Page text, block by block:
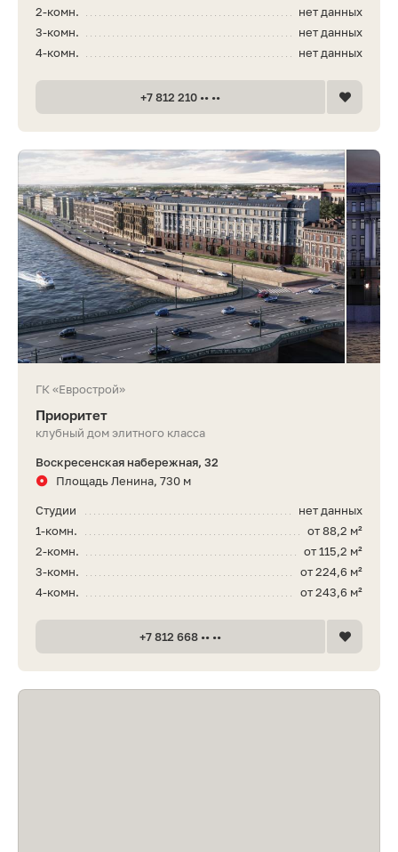
нет данных
2-комн.
нет данных
3-комн.
нет данных
4-комн.
+7 812 210 •• ••
ГК «Еврострой»
Приоритет
клубный дом элитного класса
Воскресенская набережная, 32
Площадь Ленина, 730 м
нет данных
Студии
от 88,2 м²
1-комн.
от 115,2 м²
2-комн.
от 224,6 м²
3-комн.
от 243,6 м²
4-комн.
+7 812 668 •• ••